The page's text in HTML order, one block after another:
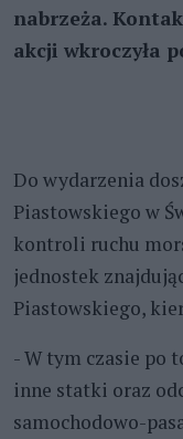
nabrzeża.
akcji wkroczyła
Do wydarzenia
Piastowskiego w
kontroli ruchu
jednostek
Piastowskiego,
- W tym czasie po
inne statki oraz
samochodowo-